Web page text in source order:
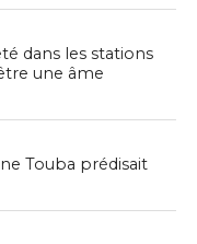
dans les stations
une âme
Touba prédisait